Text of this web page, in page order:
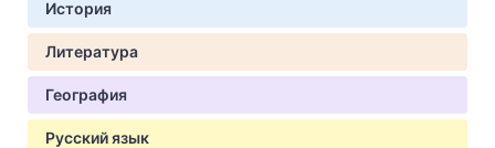
История
Литература
География
Русский язык